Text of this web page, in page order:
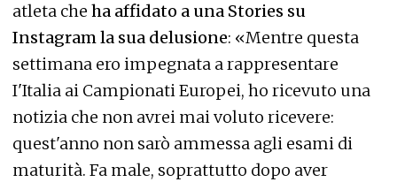
atleta che ha affidato a una Stories su
Instagram la sua delusione: «Mentre questa
settimana ero impegnata a rappresentare
I'Italia ai Campionati Europei, ho ricevuto una
notizia che non avrei mai voluto ricevere:
quest'anno non sarò ammessa agli esami di
maturità. Fa male, soprattutto dopo aver